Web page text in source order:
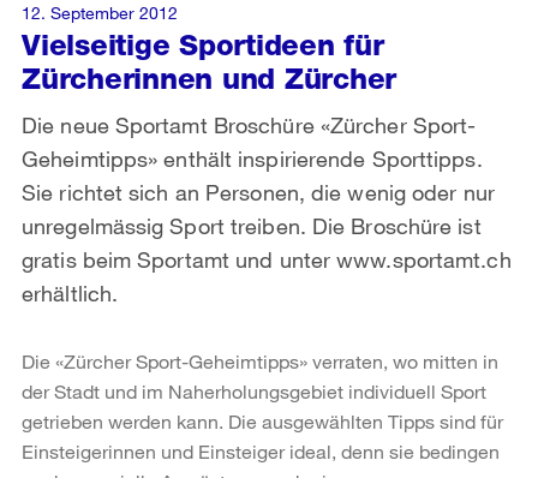
Vielseitige Sportideen für
Zürcherinnen und Zürcher
Die neue Sportamt Broschüre «Zürcher Sport-
Geheimtipps» enthält inspirierende Sporttipps.
Sie richtet sich an Personen, die wenig oder nur
unregelmässig Sport treiben. Die Broschüre ist
gratis beim Sportamt und unter www.sportamt.ch
erhältlich.
12. September 2012
Die «Zürcher Sport-Geheimtipps» verraten, wo mitten in
der Stadt und im Naherholungsgebiet individuell Sport
getrieben werden kann. Die ausgewählten Tipps sind für
Einsteigerinnen und Einsteiger ideal, denn sie bedingen